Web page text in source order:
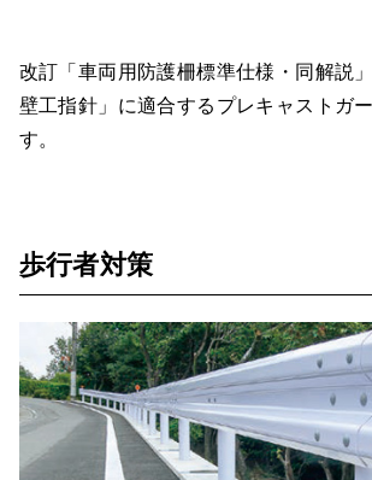
改訂「車両用防護柵標準仕様・同解説
壁工指針」に適合するプレキャストガ
す。
歩行者対策